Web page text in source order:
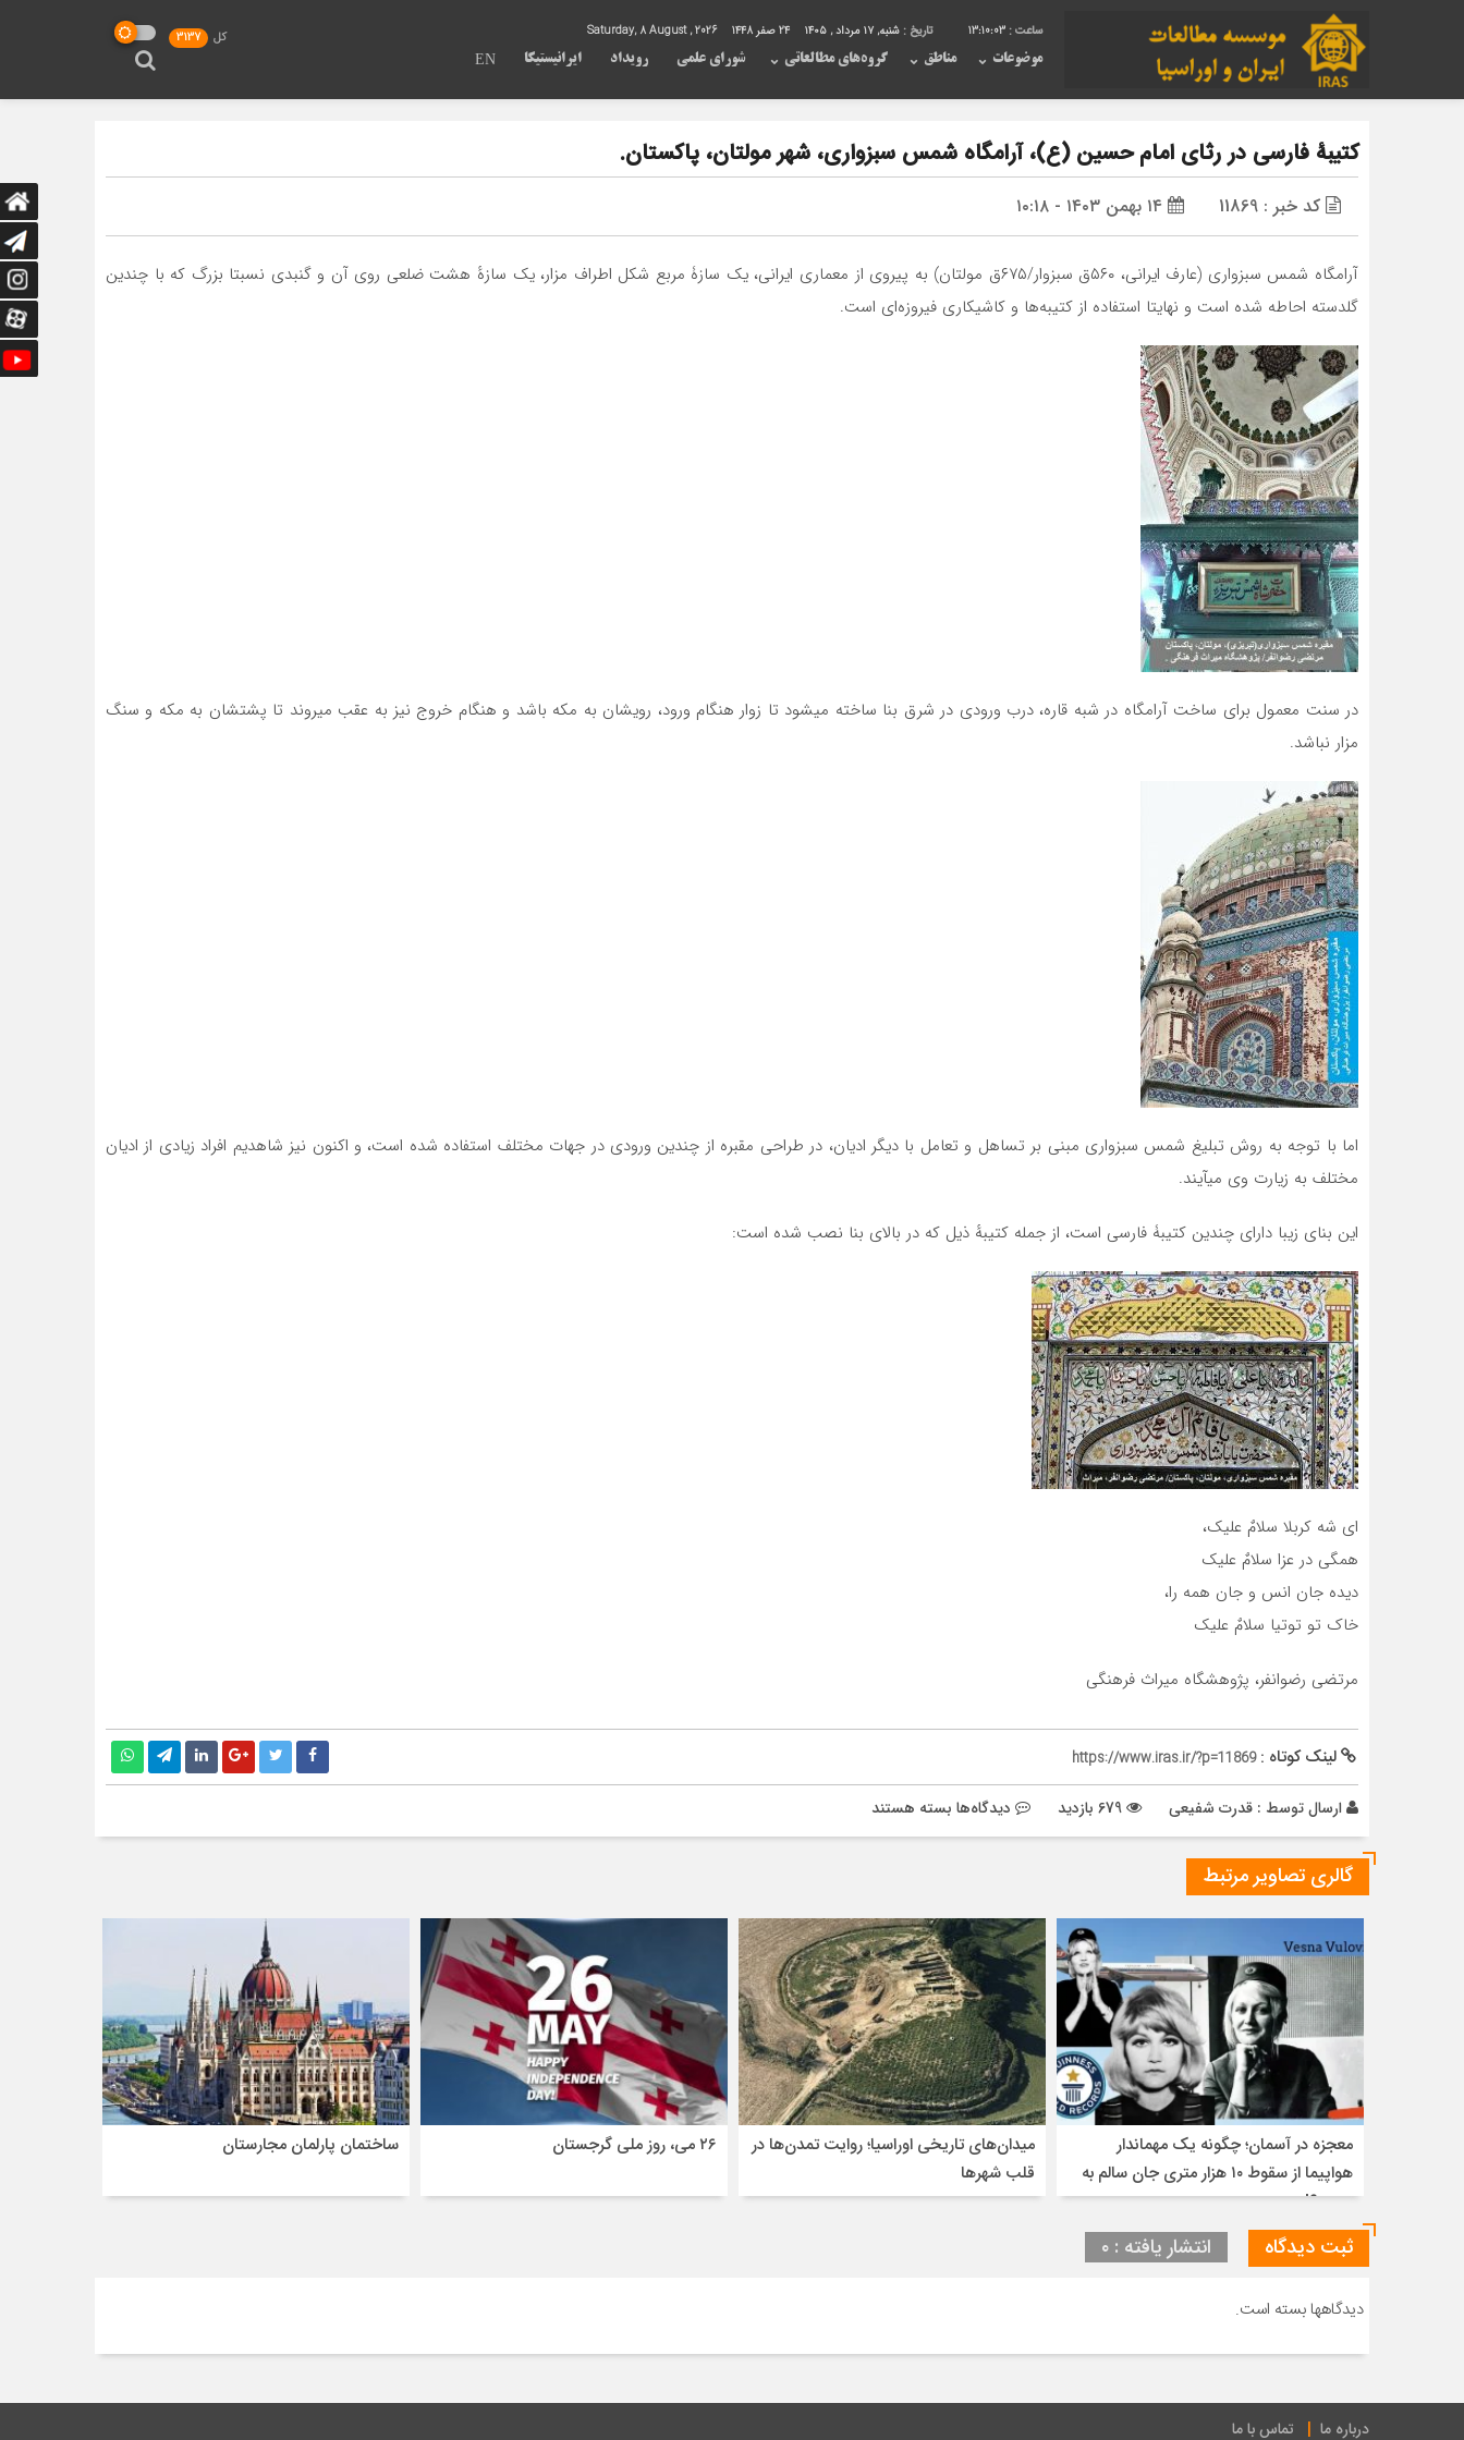
13:10:04 تاریخ : شنبه, ۱۷ مرداد , ۱۴۰۵ 24 صفر 1448
موضوعات مناطق گروه‌های مطالعاتی شورای علمی رویداد ایرانیستیکا EN
کل 3137
کتیبۀ فارسی در رثای امام حسین (ع)، آرامگاه شمس سبزواری، شهر مولتان، پاکستان.
کد خبر : 11869
آرامگاه شمس سبزواری (عارف ایرانی، ۵۶۰ق سبزوار/۶۷۵ق مولتان) به پیروی از معماری ایرانی، یک سازۀ مربع شکل اطراف مزار، یک سازهٔ هشت ضلعی روی آن و گنبدی نسبتا بزرگ که با چندین
گلدسته احاطه شده است و نهایتا استفاده از کتیبه‌ها و کاشیکاری فیروزه‌ای است.
در سنت معمول برای ساخت آرامگاه در شبه قاره، درب ورودی در شرق بنا ساخته میشود تا زوار هنگام ورود، رویشان به مکه باشد و هنگام خروج نیز به عقب میروند تا پشتشان به مکه و سنگ
مزار نباشد.
اما با توجه به روش تبلیغ شمس سبزواری مبنی بر تساهل و تعامل با دیگر ادیان، در طراحی مقبره از چندین ورودی در جهات مختلف استفاده شده است، و اکنون نیز شاهدیم افراد زیادی از ادیان
مختلف به زیارت وی میآیند.
این بنای زیبا دارای چندین کتیبۀ فارسی است، از جمله کتیبهٔ ذیل که در بالای بنا نصب شده است:
ای شه کربلا سلامٌ علیک،
همگی در عزا سلامٌ علیک
دیده جان انس و جان همه را،
خاک تو توتیا سلامٌ علیک
مرتضی رضوانفر، پژوهشگاه میراث فرهنگی
لینک کوتاه :https://www.iras.ir/?p=11869
ارسال توسط : قدرت شفیعی دیدگاه‌ها برای
کتیبۀ
امام
حسین
(ع)،
آرامگاه
شمس
سبزواری،
شهر
مولتان،
پاکستان.
بسته هستند
گالری تصاویر مرتبط
معجزه در آسمان؛ چگونه یک مهماندار
هواپیما از سقوط ۱۰ هزار متری جان سالم به
در برد؟!
میدان‌های تاریخی اوراسیا؛ روایت تمدن‌ها در
قلب شهرها
۲۶ می، روز ملی گرجستان ساختمان پارلمان مجارستان
ثبت دیدگاه انتشار یافته : ۰
دیدگاهها بسته است.
درباره ما تماس با ما